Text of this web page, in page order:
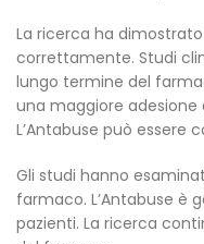
La ricerca ha
correttamente. Studi
lungo termine del
una maggiore
L’Antabuse può essere
Gli studi hanno
farmaco. L’Antabuse è
pazienti. La ricerca